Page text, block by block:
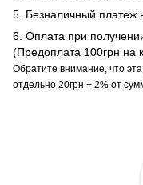
5. Безналичный платеж
6. Оплата при
(Предоплата 100грн на
Обратите внимание, что
отдельно 20грн + 2% от